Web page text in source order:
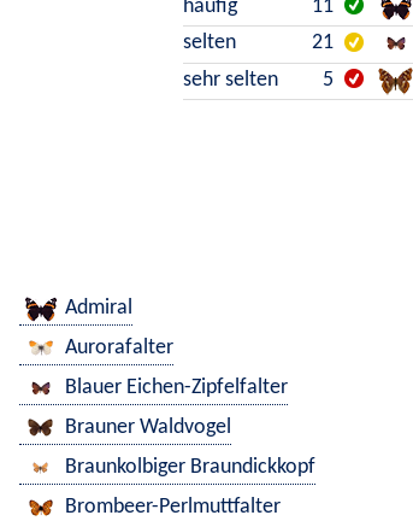
häufig 11
selten
21
sehr selten
5
Admiral
Aurorafalter
Blauer Eichen-Zipfelfalter
Brauner Waldvogel
Braunkolbiger Braundickkopf
Brombeer-Perlmuttfalter